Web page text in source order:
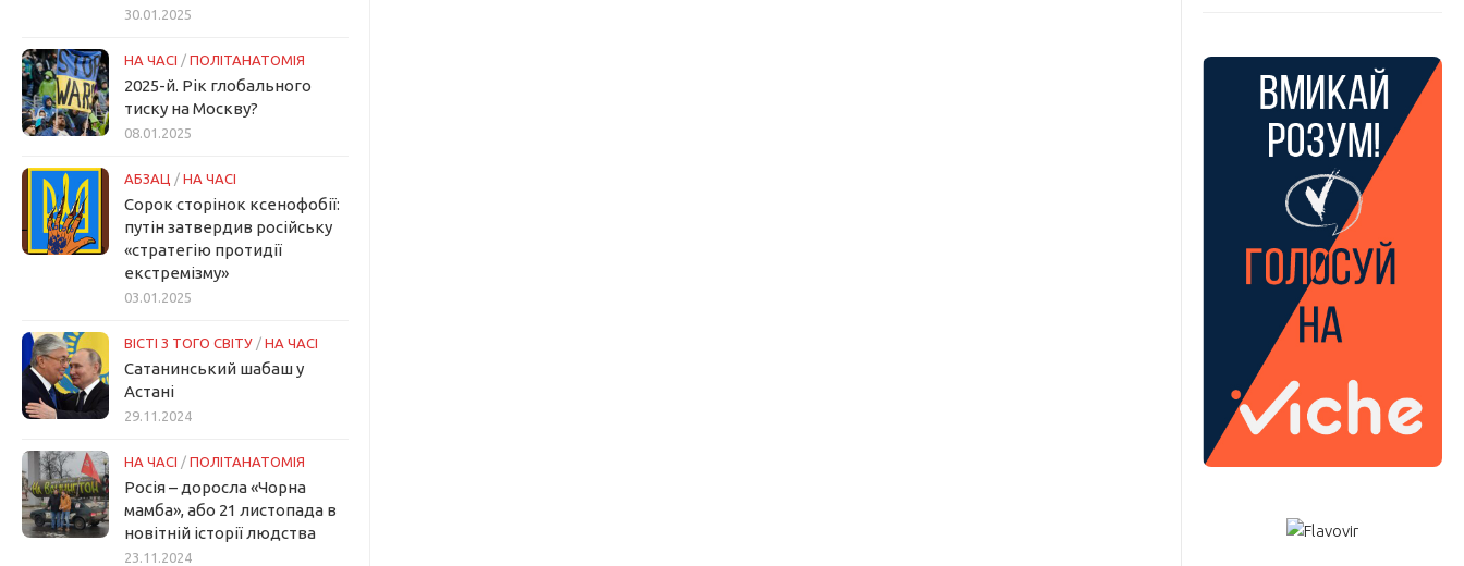
30.01.2025
НА ЧАСІ / ПОЛІТАНАТОМІЯ
2025-й. Рік глобального
тиску на Москву?
08.01.2025
АБЗАЦ / НА ЧАСІ
Сорок сторінок ксенофобії:
путін затвердив російську
«стратегію протидії
екстремізму»
03.01.2025
ВІСТІ З ТОГО СВІТУ / НА ЧАСІ
Сатанинський шабаш у
Астані
29.11.2024
НА ЧАСІ / ПОЛІТАНАТОМІЯ
Росія – доросла «Чорна
мамба», або 21 листопада в
новітній історії людства
23.11.2024